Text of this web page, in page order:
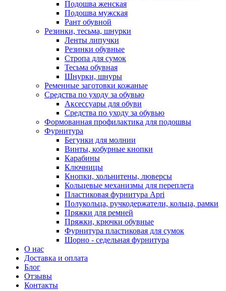
Подошва женская
Подошва мужская
Рант обувной
Резинки, тесьма, шнурки
Ленты липучки
Резинки обувные
Стропа для сумок
Тесьма обувная
Шнурки, шнуры
Ременные заготовки кожаные
Средства по уходу за обувью
Аксессуары для обуви
Средства по уходу за обувью
Формованная профилактика для подошвы
Фурнитура
Бегунки для молнии
Винты, кобурные кнопки
Карабины
Ключницы
Кнопки, хольнитены, люверсы
Кольцевые механизмы для переплета
Пластиковая фурнитура Apri
Полукольца, ручкодержатели, кольца, рамки
Пряжки для ремней
Пряжки, крючки обувные
Фурнитура пластиковая для сумок
Шорно - седельная фурнитура
О нас
Доставка и оплата
Блог
Отзывы
Контакты